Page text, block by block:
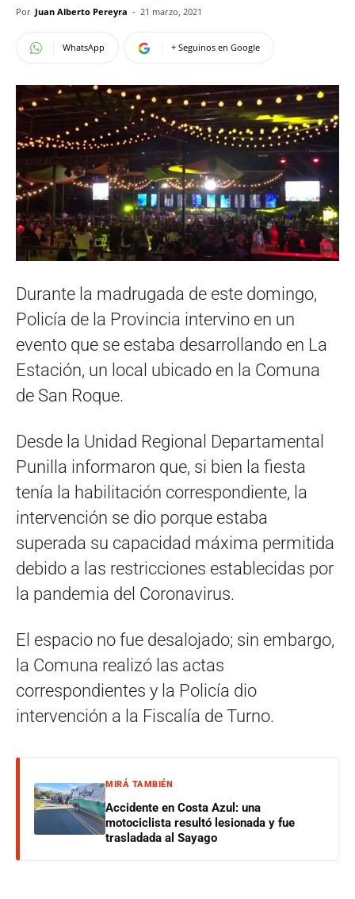
Por Juan Alberto Pereyra - 21 marzo, 2021
WhatsApp + Seguinos en Google
Durante la madrugada de este domingo,
Policía de la Provincia intervino en un
evento que se estaba desarrollando en La
Estación, un local ubicado en la Comuna
de San Roque.
Desde la Unidad Regional Departamental
Punilla informaron que, si bien la fiesta
tenía la habilitación correspondiente, la
intervención se dio porque estaba
superada su capacidad máxima permitida
debido a las restricciones establecidas por
la pandemia del Coronavirus.
El espacio no fue desalojado; sin embargo,
la Comuna realizó las actas
correspondientes y la Policía dio
intervención a la Fiscalía de Turno.
MIRÁ TAMBIÉN
Accidente en Costa Azul: una
motociclista resultó lesionada y fue
trasladada al Sayago